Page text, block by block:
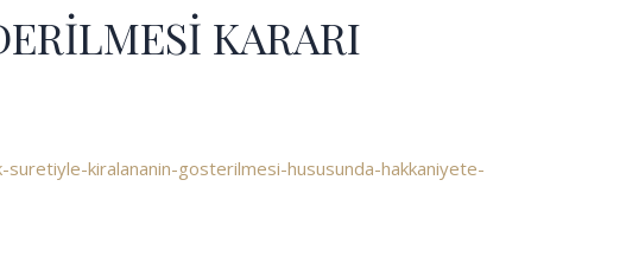
KARARI
kiralananin-gosterilmesi-hususunda-hakkaniyete-